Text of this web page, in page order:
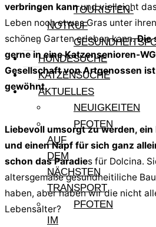
TOURISTEN-
NOTRUF
HUNDESUCHE
KATZENSUCHE
AKTUELLES
NEUIGKEITEN
PFOTEN
AUF
DEM
NÄCHSTEN
TRANSPORT
PFOTEN
IM
verbringen kannund vielleicht
Leben noch etwas Gras unter
schönen Garten erleben kann.Die
gerne in eine Katzensenioren-
Gesellschaft von Artgenossen
gewöhnt.
Liebevoll umsorgt zu werden,
und einen Napf für sich ganz
schon das Paradies für Dolcina.
altersgemäße gesundheitiliche
haben, aber haben wir die nicht
Lebensalter?